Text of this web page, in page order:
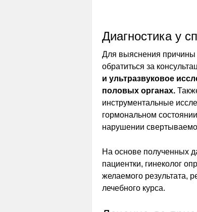
Диагностика у
Для выяснения причины
обратиться за
и ультразвуковое
половых органах.
инструментальные
гормональном
нарушении
На основе полученных
пациентки, гинеколог
желаемого результата,
лечебного курса.